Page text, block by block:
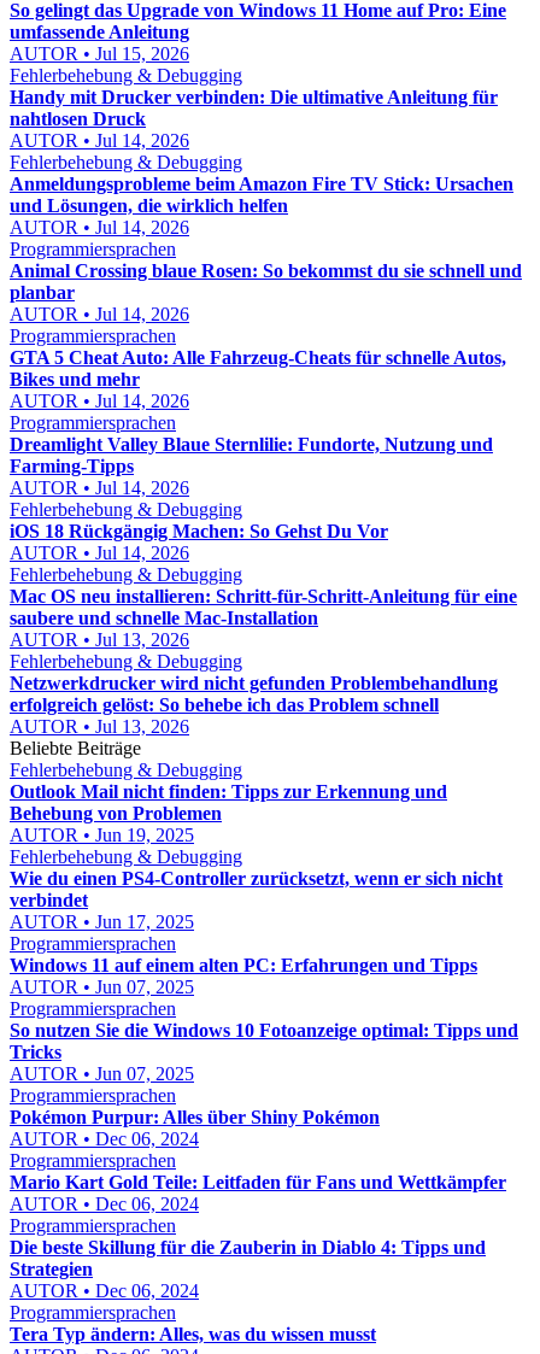
So gelingt das Upgrade von Windows 11 Home auf Pro: Eine
umfassende Anleitung
AUTOR • Jul 15, 2026
Fehlerbehebung & Debugging
Handy mit Drucker verbinden: Die ultimative Anleitung für
nahtlosen Druck
AUTOR • Jul 14, 2026
Fehlerbehebung & Debugging
Anmeldungsprobleme beim Amazon Fire TV Stick: Ursachen
und Lösungen, die wirklich helfen
AUTOR • Jul 14, 2026
Programmiersprachen
Animal Crossing blaue Rosen: So bekommst du sie schnell und
planbar
AUTOR • Jul 14, 2026
Programmiersprachen
GTA 5 Cheat Auto: Alle Fahrzeug-Cheats für schnelle Autos,
Bikes und mehr
AUTOR • Jul 14, 2026
Programmiersprachen
Dreamlight Valley Blaue Sternlilie: Fundorte, Nutzung und
Farming-Tipps
AUTOR • Jul 14, 2026
Fehlerbehebung & Debugging
iOS 18 Rückgängig Machen: So Gehst Du Vor
AUTOR • Jul 14, 2026
Fehlerbehebung & Debugging
Mac OS neu installieren: Schritt-für-Schritt-Anleitung für eine
saubere und schnelle Mac-Installation
AUTOR • Jul 13, 2026
Fehlerbehebung & Debugging
Netzwerkdrucker wird nicht gefunden Problembehandlung
erfolgreich gelöst: So behebe ich das Problem schnell
AUTOR • Jul 13, 2026
Beliebte Beiträge
Fehlerbehebung & Debugging
Outlook Mail nicht finden: Tipps zur Erkennung und
Behebung von Problemen
AUTOR • Jun 19, 2025
Fehlerbehebung & Debugging
Wie du einen PS4-Controller zurücksetzt, wenn er sich nicht
verbindet
AUTOR • Jun 17, 2025
Programmiersprachen
Windows 11 auf einem alten PC: Erfahrungen und Tipps
AUTOR • Jun 07, 2025
Programmiersprachen
So nutzen Sie die Windows 10 Fotoanzeige optimal: Tipps und
Tricks
AUTOR • Jun 07, 2025
Programmiersprachen
Pokémon Purpur: Alles über Shiny Pokémon
AUTOR • Dec 06, 2024
Programmiersprachen
Mario Kart Gold Teile: Leitfaden für Fans und Wettkämpfer
AUTOR • Dec 06, 2024
Programmiersprachen
Die beste Skillung für die Zauberin in Diablo 4: Tipps und
Strategien
AUTOR • Dec 06, 2024
Programmiersprachen
Tera Typ ändern: Alles, was du wissen musst